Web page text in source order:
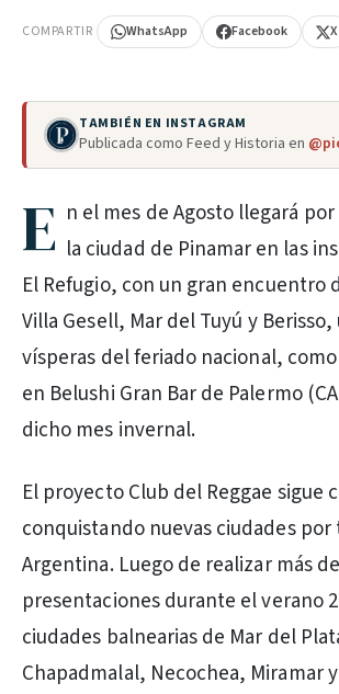
COMPARTIR WhatsApp Facebook X
TAMBIÉN EN INSTAGRAM
Publicada como Feed y Historia en
E n el mes de Agosto llegará
la ciudad de Pinamar en las
El Refugio, con un gran encuentro
Villa Gesell, Mar del Tuyú y
vísperas del feriado nacional,
en Belushi Gran Bar de Palermo
dicho mes invernal.
El proyecto Club del Reggae sigue
conquistando nuevas ciudades por
Argentina. Luego de realizar más
presentaciones durante el verano
ciudades balnearias de Mar del
Chapadmalal, Necochea, Miramar